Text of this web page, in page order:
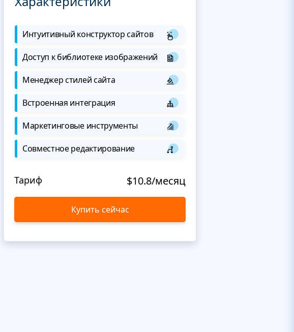
Интуитивный конструктор сайтов
Доступ к библиотеке изображений
Менеджер стилей сайта
Встроенная интеграция
Маркетинговые инструменты
Совместное редактирование
Тариф $10.8/месяц
Купить сейчас